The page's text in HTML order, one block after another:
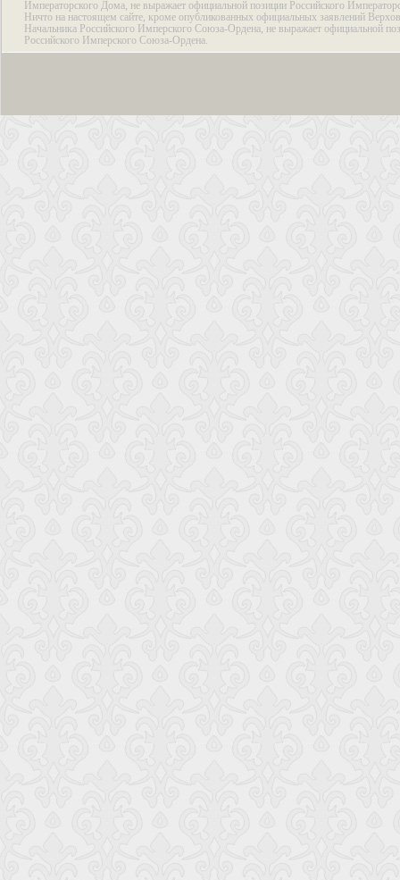
Императорского Дома, не выражает официальной позиции Российского
Ничто на настоящем сайте, кроме опубликованных официальных заявлений
Начальника Российского Имперского Союза-Ордена, не выражает официальной
Российского Имперского Союза-Ордена.